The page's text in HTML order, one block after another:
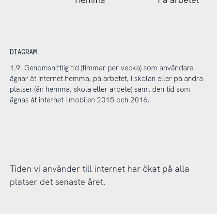
DIAGRAM
1.9. Genomsnittlig tid (timmar per vecka) som användare
ägnar åt internet hemma, på arbetet, i skolan eller på andra
platser (än hemma, skola eller arbete) samt den tid som
ägnas åt internet i mobilen 2015 och 2016.
Tiden vi använder till internet har ökat på alla
platser det senaste året.